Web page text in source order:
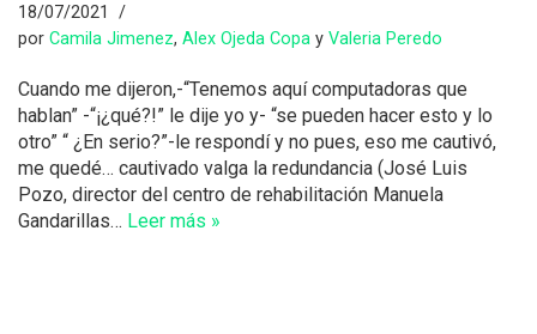
18/07/2021
por Camila Jimenez, Alex Ojeda Copa y Valeria Peredo
Cuando me dijeron,-“Tenemos aquí computadoras que
hablan” -“¡¿qué?!” le dije yo y- “se pueden hacer esto y lo
otro” “ ¿En serio?”-le respondí y no pues, eso me cautivó,
me quedé… cautivado valga la redundancia (José Luis
Pozo, director del centro de rehabilitación Manuela
Gandarillas… Leer más »